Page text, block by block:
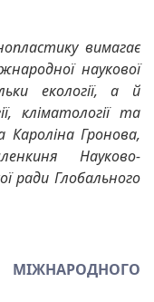
вимагає
наукової
екології, а й
кліматології та
Кароліна Гронова,
Науково-
ради Глобального